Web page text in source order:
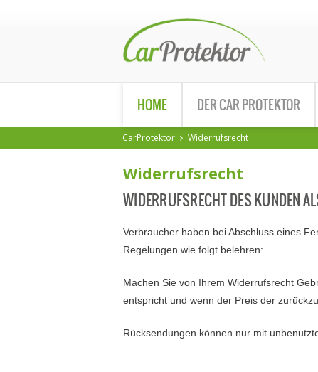
HOME DER CAR PROTEKTOR
CarProtektor Widerrufsrecht
Widerrufsrecht
WIDERRUFSRECHT DES KUNDEN
Verbraucher haben bei Abschluss eines
Regelungen wie folgt belehren:
Machen Sie von Ihrem Widerrufsrecht
entspricht und wenn der Preis der
Rücksendungen können nur mit